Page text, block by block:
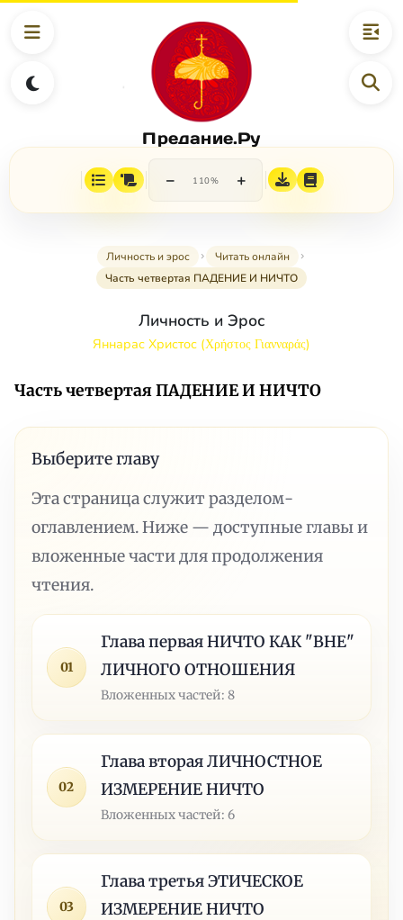
Предание.Ру
− 110% +
Личность и эрос
Читать онлайн
Часть четвертая ПАДЕНИЕ И НИЧТО
Личность и Эрос
Яннарас Христос (Χρήστος Γιανναράς)
Часть четвертая ПАДЕНИЕ И НИЧТО
Выберите главу
Эта страница служит разделом-
оглавлением. Ниже — доступные главы и
вложенные части для продолжения
чтения.
01
Глава первая НИЧТО КАК "ВНЕ"
ЛИЧНОГО ОТНОШЕНИЯ
Вложенных частей: 8
02
Глава вторая ЛИЧНОСТНОЕ
ИЗМЕРЕНИЕ НИЧТО
Вложенных частей: 6
03
Глава третья ЭТИЧЕСКОЕ
ИЗМЕРЕНИЕ НИЧТО